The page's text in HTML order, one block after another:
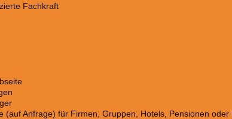
Fachkraft
(auf Anfrage) für Firmen, Gruppen, Hotels, Pensionen